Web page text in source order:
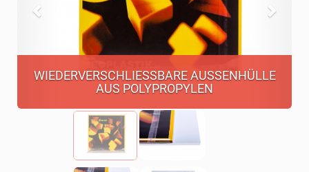
WIEDERVERSCHLIESSBARE AUSSENHÜLLE AU
S POLYPROPYLEN